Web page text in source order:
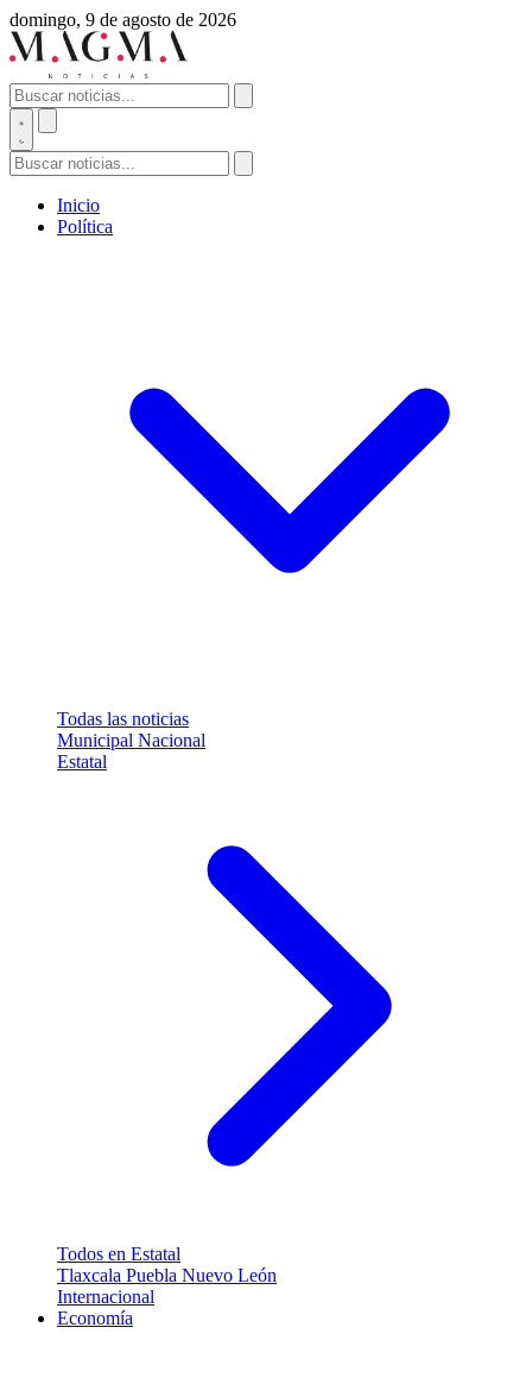
domingo, 9 de agosto de 2026
Inicio
Política
Todas las noticias
Municipal Nacional
Estatal
Todos en Estatal
Tlaxcala Puebla Nuevo León
Internacional
Economía